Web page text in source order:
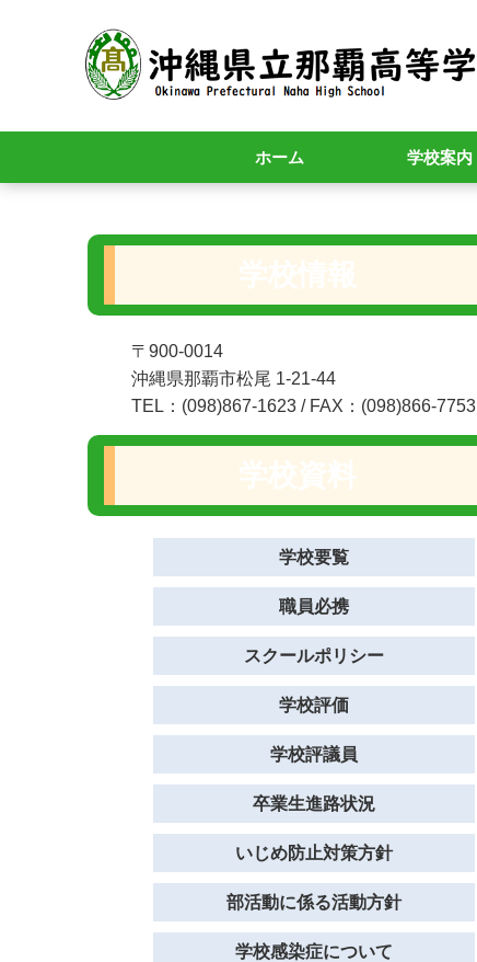
ホーム 学校案内
〒900-0014
沖縄県那覇市松尾 1-21-44
TEL：(098)867-1623 / FAX：(098)866-7753
学校要覧
職員必携
スクールポリシー
学校評価
学校評議員
卒業生進路状況
いじめ防止対策方針
部活動に係る活動方針
学校感染症について